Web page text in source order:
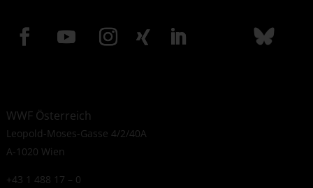
WWF Österreich
Leopold-Moses-Gasse 4/2/40A
A-1020 Wien
+43 1 488 17 – 0